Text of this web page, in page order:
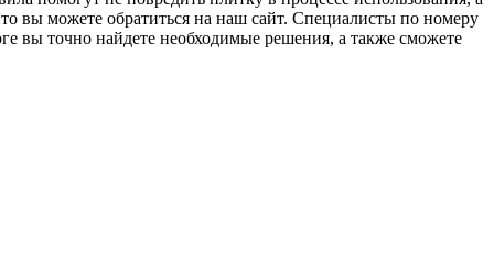
вы можете обратиться на наш сайт. Специалисты по номеру
вы точно найдете необходимые решения, а также сможете